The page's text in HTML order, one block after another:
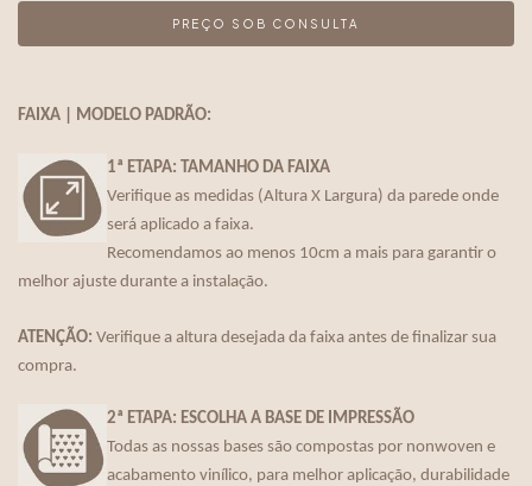
FAIXA | MODELO PADRÃO:
1ª ETAPA: TAMANHO DA FAIXA
Verifique as medidas (Altura X Largura) da parede onde
será aplicado a faixa.
Recomendamos ao menos 10cm a mais para garantir o
melhor ajuste durante a instalação.
ATENÇÃO: Verifique a altura desejada da faixa antes de finalizar sua
compra.
2ª ETAPA: ESCOLHA A BASE DE IMPRESSÃO
Todas as nossas bases são compostas por nonwoven e
acabamento vinílico, para melhor aplicação, durabilidade